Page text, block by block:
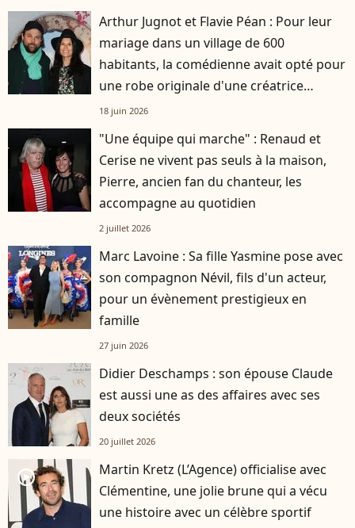
Arthur Jugnot et Flavie Péan : Pour leur
mariage dans un village de 600
habitants, la comédienne avait opté pour
une robe originale d'une créatrice
française
18 juin 2026
"Une équipe qui marche" : Renaud et
Cerise ne vivent pas seuls à la maison,
Pierre, ancien fan du chanteur, les
accompagne au quotidien
2 juillet 2026
Marc Lavoine : Sa fille Yasmine pose avec
son compagnon Névil, fils d'un acteur,
pour un évènement prestigieux en
famille
27 juin 2026
Didier Deschamps : son épouse Claude
est aussi une as des affaires avec ses
deux sociétés
20 juillet 2026
player2
Martin Kretz (L’Agence) officialise avec
Clémentine, une jolie brune qui a vécu
une histoire avec un célèbre sportif